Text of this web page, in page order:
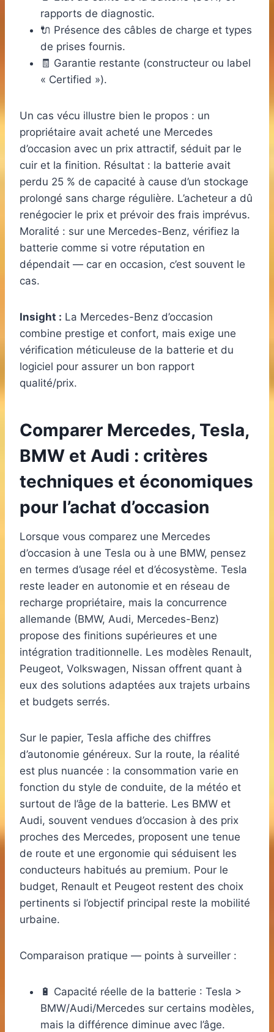
rapports de diagnostic.
🔌 Présence des câbles de charge et types
de prises fournis.
🧾 Garantie restante (constructeur ou label
« Certified »).
Un cas vécu illustre bien le propos : un
propriétaire avait acheté une Mercedes
d’occasion avec un prix attractif, séduit par le
cuir et la finition. Résultat : la batterie avait
perdu 25 % de capacité à cause d’un stockage
prolongé sans charge régulière. L’acheteur a dû
renégocier le prix et prévoir des frais imprévus.
Moralité : sur une Mercedes-Benz, vérifiez la
batterie comme si votre réputation en
dépendait — car en occasion, c’est souvent le
cas.
Insight : La Mercedes-Benz d’occasion
combine prestige et confort, mais exige une
vérification méticuleuse de la batterie et du
logiciel pour assurer un bon rapport
qualité/prix.
Comparer Mercedes, Tesla,
BMW et Audi : critères
techniques et économiques
pour l’achat d’occasion
Lorsque vous comparez une Mercedes
d’occasion à une Tesla ou à une BMW, pensez
en termes d’usage réel et d’écosystème. Tesla
reste leader en autonomie et en réseau de
recharge propriétaire, mais la concurrence
allemande (BMW, Audi, Mercedes-Benz)
propose des finitions supérieures et une
intégration traditionnelle. Les modèles Renault,
Peugeot, Volkswagen, Nissan offrent quant à
eux des solutions adaptées aux trajets urbains
et budgets serrés.
Sur le papier, Tesla affiche des chiffres
d’autonomie généreux. Sur la route, la réalité
est plus nuancée : la consommation varie en
fonction du style de conduite, de la météo et
surtout de l’âge de la batterie. Les BMW et
Audi, souvent vendues d’occasion à des prix
proches des Mercedes, proposent une tenue
de route et une ergonomie qui séduisent les
conducteurs habitués au premium. Pour le
budget, Renault et Peugeot restent des choix
pertinents si l’objectif principal reste la mobilité
urbaine.
Comparaison pratique — points à surveiller :
🔋 Capacité réelle de la batterie : Tesla >
BMW/Audi/Mercedes sur certains modèles,
mais la différence diminue avec l’âge.